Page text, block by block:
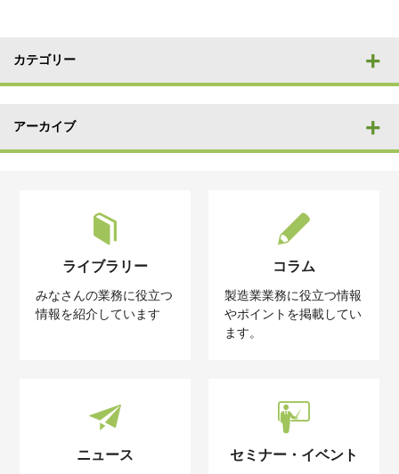
カテゴリー
アーカイブ
ライブラリー
みなさんの業務に役立つ
情報を紹介しています
コラム
製造業業務に役立つ情報
やポイントを掲載してい
ます。
ニュース セミナー・イベント